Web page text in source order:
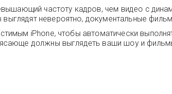
частоту кадров, чем видео с
невероятно, документальные
iPhone, чтобы автоматически
должны выглядеть ваши шоу и